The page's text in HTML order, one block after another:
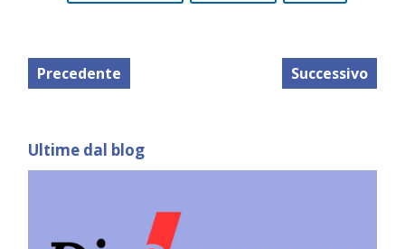
Precedente Successivo
Ultime dal blog